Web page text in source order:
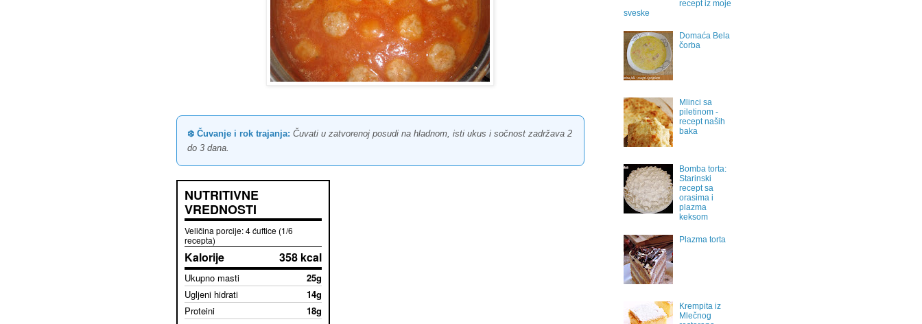
❄️ Čuvanje i rok trajanja: Čuvati u zatvorenoj posudi na hladnom, isti ukus i sočnost zadržava 2
do 3 dana.
NUTRITIVNE
VREDNOSTI
Veličina porcije: 4 ćuftice (1/6
recepta)
Kalorije 358 kcal
Ukupno masti
25g
Ugljeni hidrati
14g
Proteini
18g
recept iz moje
sveske
Domaća Bela
čorba
Mlinci sa
piletinom -
recept naših
baka
Bomba torta:
Starinski
recept sa
orasima i
plazma
keksom
Plazma torta
Krempita iz
Mlečnog